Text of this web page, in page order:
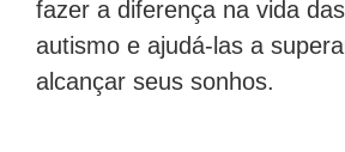
fazer a diferença na vida
autismo e ajudá-las a
alcançar seus sonhos.